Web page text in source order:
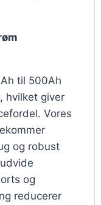
til 500Ah
hvilket giver
Vores
og robust
og
reducerer